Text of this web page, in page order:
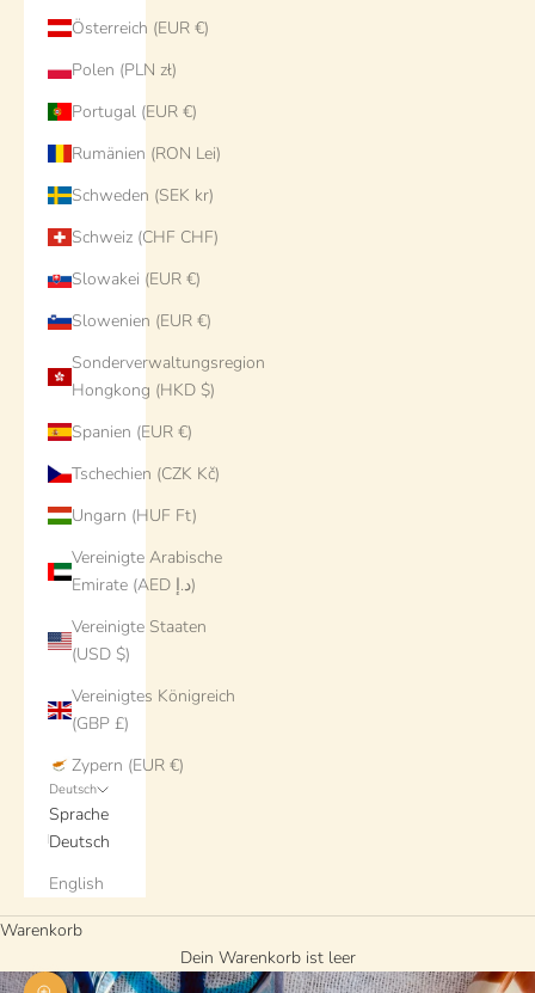
Österreich (EUR €)
Polen (PLN zł)
Portugal (EUR €)
Rumänien (RON Lei)
Schweden (SEK kr)
Schweiz (CHF CHF)
Slowakei (EUR €)
Slowenien (EUR €)
Sonderverwaltungsregion
Hongkong (HKD $)
Spanien (EUR €)
Tschechien (CZK Kč)
Ungarn (HUF Ft)
Vereinigte Arabische
Emirate (AED د.إ)
Vereinigte Staaten
(USD $)
Vereinigtes Königreich
(GBP £)
Zypern (EUR €)
Deutsch
Sprache
Deutsch
English
Warenkorb
Dein Warenkorb ist leer